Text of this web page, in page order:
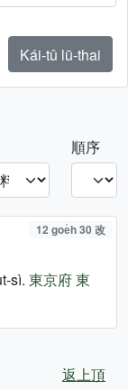
Kái-tû lū-thai
順序
12 goe̍h 30 改
sì. 東京府東
返上頂